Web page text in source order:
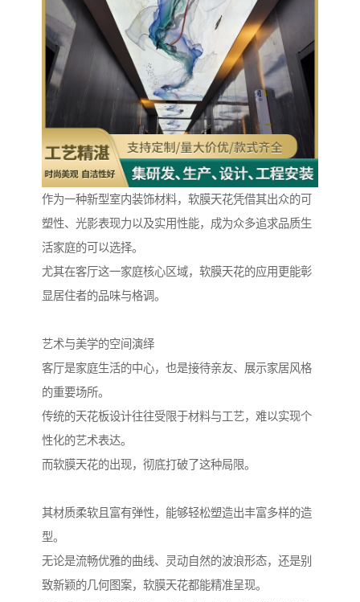
作为一种新型室内装饰材料，软膜天花凭借其出众的可
塑性、光影表现力以及实用性能，成为众多追求品质生
活家庭的可以选择。
尤其在客厅这一家庭核心区域，软膜天花的应用更能彰
显居住者的品味与格调。
艺术与美学的空间演绎
客厅是家庭生活的中心，也是接待亲友、展示家居风格
的重要场所。
传统的天花板设计往往受限于材料与工艺，难以实现个
性化的艺术表达。
而软膜天花的出现，彻底打破了这种局限。
其材质柔软且富有弹性，能够轻松塑造出丰富多样的造
型。
无论是流畅优雅的曲线、灵动自然的波浪形态，还是别
致新颖的几何图案，软膜天花都能精准呈现。